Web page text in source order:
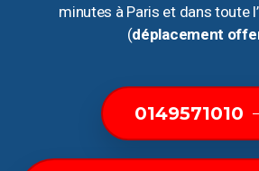
minutes à Paris et dans toute
(déplacement
0149571010